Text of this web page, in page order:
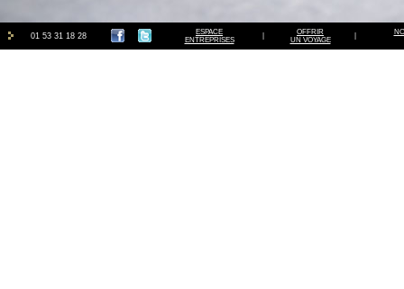
01 53 31 18 28
ESPACE
ENTREPRISES
OFFRIR
UN VOYAGE